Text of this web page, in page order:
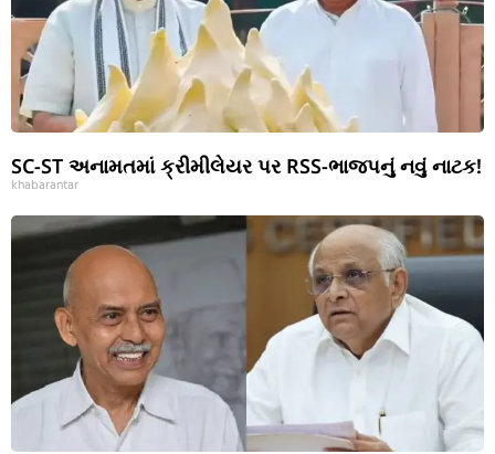
SC-ST અનામતમાં ક્રીમીલેયર પર RSS-ભાજપનું નવું નાટક!
khabarantar